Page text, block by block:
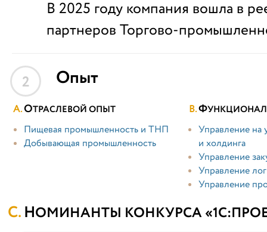
В 2025 году компания вошла в
партнеров Торгово-
2 Опыт
ОТРАСЛЕВОЙ ОПЫТ
Пищевая промышленность и ТНП
Добывающая промышленность
Ф
Управление на
и холдинга
Управление
Управление
Управление
НОМИНАНТЫ КОНКУРСА